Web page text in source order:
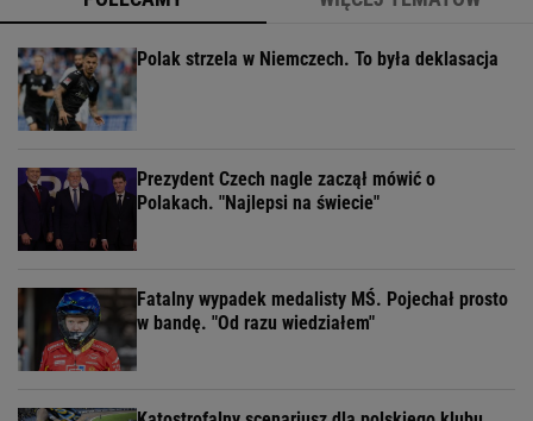
Polak strzela w Niemczech. To była deklasacja
Prezydent Czech nagle zaczął mówić o
Polakach. "Najlepsi na świecie"
Fatalny wypadek medalisty MŚ. Pojechał prosto
w bandę. "Od razu wiedziałem"